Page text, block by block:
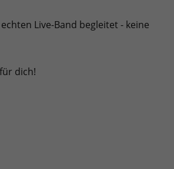
Live-Band begleitet - keine
dich!